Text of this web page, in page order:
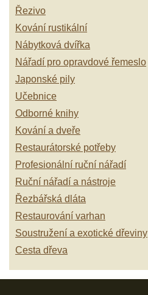
Řezivo
Kování rustikální
Nábytková dvířka
Nářadí pro opravdové řemeslo
Japonské pily
Učebnice
Odborné knihy
Kování a dveře
Restaurátorské potřeby
Profesionální ruční nářadí
Ruční nářadí a nástroje
Řezbářská dláta
Restaurování varhan
Soustružení a exotické dřeviny
Cesta dřeva